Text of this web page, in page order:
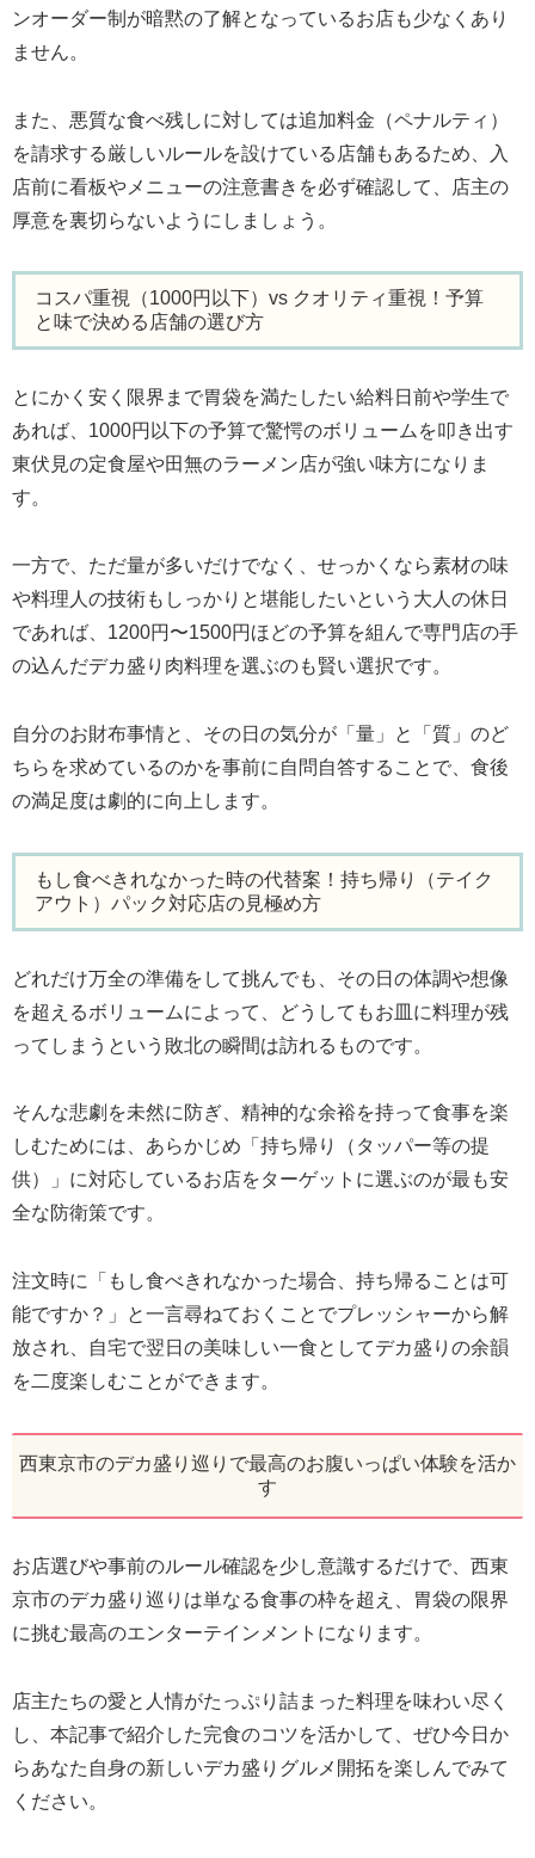
ンオーダー制が暗黙の了解となっているお店も少なくあり
ません。
また、悪質な食べ残しに対しては追加料金（ペナルティ）
を請求する厳しいルールを設けている店舗もあるため、入
店前に看板やメニューの注意書きを必ず確認して、店主の
厚意を裏切らないようにしましょう。
コスパ重視（1000円以下）vs クオリティ重視！予算
と味で決める店舗の選び方
とにかく安く限界まで胃袋を満たしたい給料日前や学生で
あれば、1000円以下の予算で驚愕のボリュームを叩き出す
東伏見の定食屋や田無のラーメン店が強い味方になりま
す。
一方で、ただ量が多いだけでなく、せっかくなら素材の味
や料理人の技術もしっかりと堪能したいという大人の休日
であれば、1200円〜1500円ほどの予算を組んで専門店の手
の込んだデカ盛り肉料理を選ぶのも賢い選択です。
自分のお財布事情と、その日の気分が「量」と「質」のど
ちらを求めているのかを事前に自問自答することで、食後
の満足度は劇的に向上します。
もし食べきれなかった時の代替案！持ち帰り（テイク
アウト）パック対応店の見極め方
どれだけ万全の準備をして挑んでも、その日の体調や想像
を超えるボリュームによって、どうしてもお皿に料理が残
ってしまうという敗北の瞬間は訪れるものです。
そんな悲劇を未然に防ぎ、精神的な余裕を持って食事を楽
しむためには、あらかじめ「持ち帰り（タッパー等の提
供）」に対応しているお店をターゲットに選ぶのが最も安
全な防衛策です。
注文時に「もし食べきれなかった場合、持ち帰ることは可
能ですか？」と一言尋ねておくことでプレッシャーから解
放され、自宅で翌日の美味しい一食としてデカ盛りの余韻
を二度楽しむことができます。
西東京市のデカ盛り巡りで最高のお腹いっぱい体験を活か
す
お店選びや事前のルール確認を少し意識するだけで、西東
京市のデカ盛り巡りは単なる食事の枠を超え、胃袋の限界
に挑む最高のエンターテインメントになります。
店主たちの愛と人情がたっぷり詰まった料理を味わい尽く
し、本記事で紹介した完食のコツを活かして、ぜひ今日か
らあなた自身の新しいデカ盛りグルメ開拓を楽しんでみて
ください。